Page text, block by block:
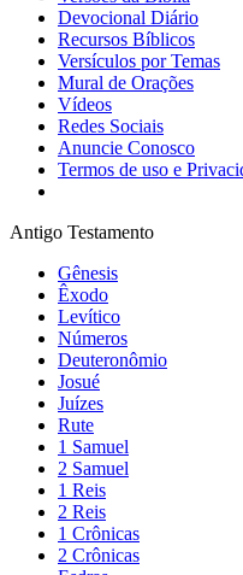
Devocional Diário
Recursos Bíblicos
Versículos por Temas
Mural de Orações
Vídeos
Redes Sociais
Anuncie Conosco
Termos de uso e
Antigo Testamento
Gênesis
Êxodo
Levítico
Números
Deuteronômio
Josué
Juízes
Rute
1 Samuel
2 Samuel
1 Reis
2 Reis
1 Crônicas
2 Crônicas